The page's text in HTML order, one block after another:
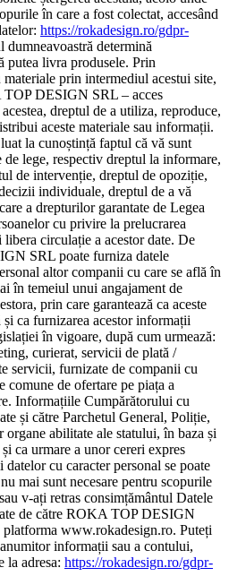
în care a fost colectat, accesând
https://rokadesign.ro/gdpr-
dumneavoastră determină
putea livra produsele. Prin
prin intermediul acestui site,
DESIGN SRL – acces
dreptul de a utiliza, reproduce,
aceste materiale sau informații.
la cunoștință faptul că vă sunt
de lege, respectiv dreptul la informare,
de intervenție, dreptul de opoziție,
individuale, dreptul de a vă
a drepturilor garantate de Legea
cu privire la prelucrarea
circulație a acestor date. De
SRL poate furniza datele
altor companii cu care se află în
în temeiul unui angajament de
prin care garantează ca aceste
și ca furnizarea acestor informații
în vigoare, după cum urmează:
curierat, servicii de plată /
servicii, furnizate de companii cu
comune de ofertare pe piața a
Informațiile Cumpărătorului cu
și către Parchetul General, Poliție,
organe abilitate ale statului, în baza și
ca urmare a unor cereri expres
cu caracter personal se poate
mai sunt necesare pentru scopurile
v-ați retras consimțământul Datele
de către ROKA TOP DESIGN
www.rokadesign.ro. Puteți
informații sau a contului,
la adresa: https://rokadesign.ro/gdpr-